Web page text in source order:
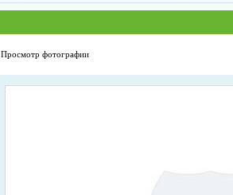
Просмотр фотографии